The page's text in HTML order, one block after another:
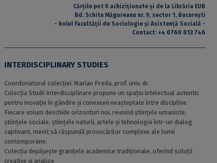
Cărțile pot fi achiziționate și de la Librăria EUB
Bd. Schitu Măgureanu nr. 9, sector 1, București
- holul Facultății de Sociologie și Asistență Socială -
Contact: +4 0760 013 746
INTERDISCIPLINARY STUDIES
Coordonatorul colecției: Marian Preda, prof. univ. dr.
Colecția Studii Interdisciplinare propune un spațiu intelectual autentic
pentru inovație în gândire și conexiuni neașteptate între discipline.
Fiecare volum deschide orizonturi noi, reunind științele umaniste,
științele sociale, științele naturii, artele și tehnologia într-un dialog
captivant, menit să răspundă provocărilor complexe ale lumii
contemporane.
Colecția depășește granițele academice tradiționale, oferind soluții
creative și analize